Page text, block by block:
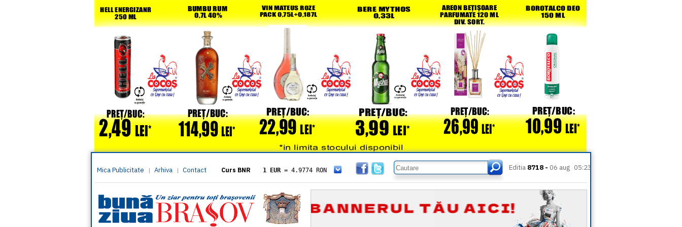
Mica Publicitate | Arhiva | Contact Curs BNR 1 EUR = 4.9774 RON
= 5.8304 RON
1 XAU= 464.4611 RON
1 AED= 1.1933 RON
1 AUD= 2.7957 RON
1 BGN= 2.5449 RON
Editia 8718 - 06 aug 05:23